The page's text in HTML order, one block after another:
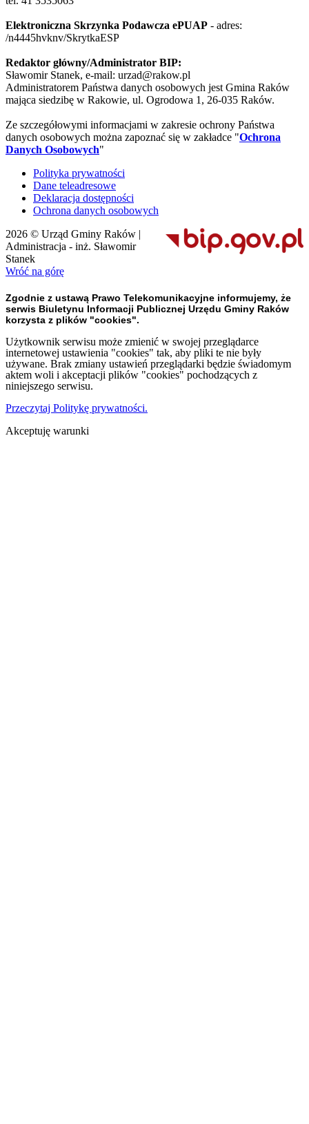
Elektroniczna Skrzynka Podawcza ePUAP - adres:
/n4445hvknv/SkrytkaESP
Redaktor główny/Administrator BIP:
Sławomir Stanek, e-mail: urzad@rakow.pl
Administratorem Państwa danych osobowych jest Gmina Raków
mająca siedzibę w Rakowie, ul. Ogrodowa 1, 26-035 Raków.
Ze szczegółowymi informacjami w zakresie ochrony Państwa
danych osobowych można zapoznać się w zakładce "Ochrona
Danych Osobowych"
Polityka prywatności
Dane teleadresowe
Deklaracja dostępności
Ochrona danych osobowych
2026 © Urząd Gminy Raków |
Administracja - inż. Sławomir
Stanek
Wróć na górę
Zgodnie z ustawą Prawo Telekomunikacyjne informujemy, że
serwis Biuletynu Informacji Publicznej Urzędu Gminy Raków
korzysta z plików "cookies".
Użytkownik serwisu może zmienić w swojej przeglądarce
internetowej ustawienia "cookies" tak, aby pliki te nie były
używane. Brak zmiany ustawień przeglądarki będzie świadomym
aktem woli i akceptacji plików "cookies" pochodzących z
niniejszego serwisu.
Przeczytaj Politykę prywatności.
Akceptuję warunki